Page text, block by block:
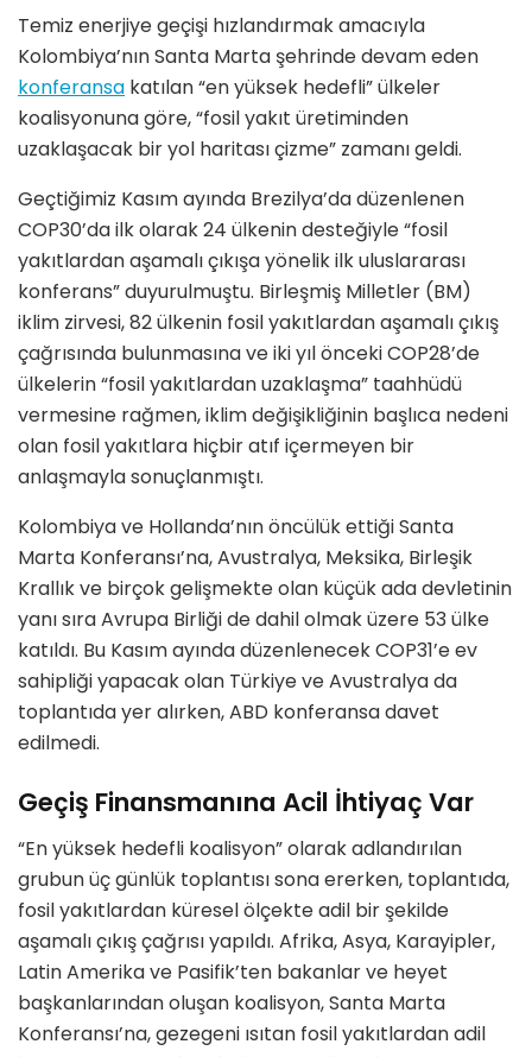
Temiz enerjiye geçişi hızlandırmak amacıyla
Kolombiya’nın Santa Marta şehrinde devam eden
konferansa katılan “en yüksek hedefli” ülkeler
koalisyonuna göre, “fosil yakıt üretiminden
uzaklaşacak bir yol haritası çizme” zamanı geldi.
Geçtiğimiz Kasım ayında Brezilya’da düzenlenen
COP30’da ilk olarak 24 ülkenin desteğiyle “fosil
yakıtlardan aşamalı çıkışa yönelik ilk uluslararası
konferans” duyurulmuştu. Birleşmiş Milletler (BM)
iklim zirvesi, 82 ülkenin fosil yakıtlardan aşamalı çıkış
çağrısında bulunmasına ve iki yıl önceki COP28’de
ülkelerin “fosil yakıtlardan uzaklaşma” taahhüdü
vermesine rağmen, iklim değişikliğinin başlıca nedeni
olan fosil yakıtlara hiçbir atıf içermeyen bir
anlaşmayla sonuçlanmıştı.
Kolombiya ve Hollanda’nın öncülük ettiği Santa
Marta Konferansı’na, Avustralya, Meksika, Birleşik
Krallık ve birçok gelişmekte olan küçük ada devletinin
yanı sıra Avrupa Birliği de dahil olmak üzere 53 ülke
katıldı. Bu Kasım ayında düzenlenecek COP31’e ev
sahipliği yapacak olan Türkiye ve Avustralya da
toplantıda yer alırken, ABD konferansa davet
edilmedi.
Geçiş Finansmanına Acil İhtiyaç Var
“En yüksek hedefli koalisyon” olarak adlandırılan
grubun üç günlük toplantısı sona ererken, toplantıda,
fosil yakıtlardan küresel ölçekte adil bir şekilde
aşamalı çıkış çağrısı yapıldı. Afrika, Asya, Karayipler,
Latin Amerika ve Pasifik’ten bakanlar ve heyet
başkanlarından oluşan koalisyon, Santa Marta
Konferansı’na, gezegeni ısıtan fosil yakıtlardan adil